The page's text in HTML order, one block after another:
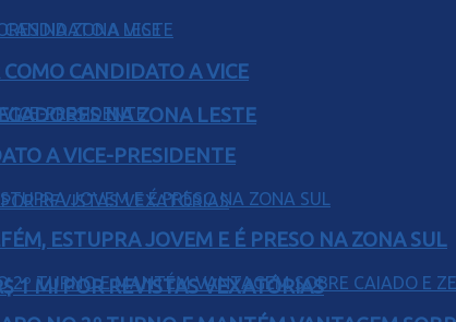
NA ZONA LESTE
1 MI POR REVISTAS VEXATÓRIAS
CANDIDATO A VICE
A VICE-PRESIDENTE
ESTUPRA JOVEM E É PRESO NA ZONA SUL